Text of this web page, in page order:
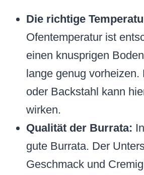
Die richtige
Ofentemperatur ist
einen knusprigen
lange genug
oder Backstahl kann
wirken.
Qualität der Burrata:
gute Burrata. Der
Geschmack und